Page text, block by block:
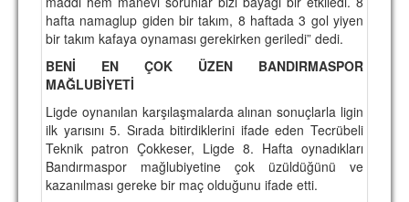
YÖNETİM KURULU
PERSONEL
SPONSORLAR
TARİHÇE
TARİHİ BAŞARILAR
hafta namaglup giden bir takım, 8 haftada 3 gol yiyen
bir takım kafaya oynaması gerekirken geriledi” dedi.
BENİ EN ÇOK ÜZEN BANDIRMASPOR
MAĞLUBİYETİ
Ligde oynanılan karşılaşmalarda alınan sonuçlarla ligin
ilk yarısını 5. Sırada bitirdiklerini ifade eden Tecrübeli
Teknik patron Çokkeser, Ligde 8. Hafta oynadıkları
Bandırmaspor mağlubiyetine çok üzüldüğünü ve
kazanılması gereke bir maç olduğunu ifade etti.